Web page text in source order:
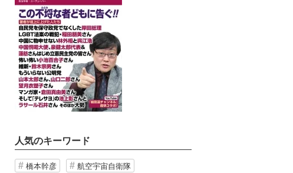
人気のキーワード
橋本幹彦 航空宇宙自衛隊